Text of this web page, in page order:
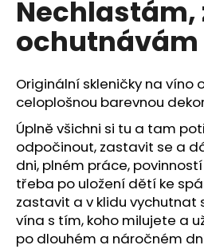
Nechlastám,
ochutnávám
Originální skleničky na víno
celoplošnou barevnou
Úplně všichni si tu a tam
odpočinout, zastavit se a
dni, plném práce,
třeba po uložení dětí ke
zastavit a v klidu vychutnat
vína s tím, koho milujete a
po dlouhém a náročném
a
j
t
?
HLEDAT